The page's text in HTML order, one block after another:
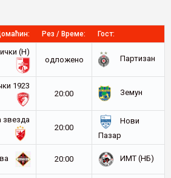
Рез / Време: Гост:
(Н)
oдложено
Партизан
1923
20:00
Земун
звезда
20:00
Нови
Пазар
20:00 ИМТ (НБ)